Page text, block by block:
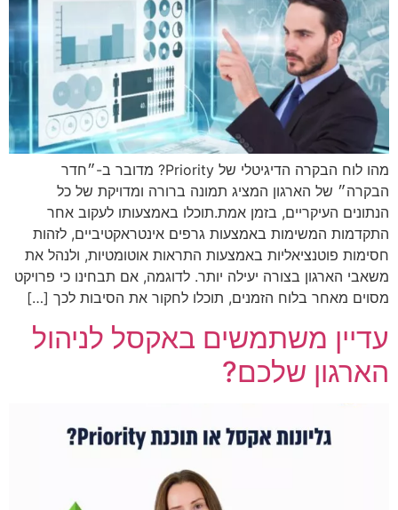
מהו לוח הבקרה הדיגיטלי של Priority? מדובר ב-״חדר
הבקרה״ של הארגון המציג תמונה ברורה ומדויקת של כל
הנתונים העיקריים, בזמן אמת.תוכלו באמצעותו לעקוב אחר
התקדמות המשימות באמצעות גרפים אינטראקטיביים, לזהות
חסימות פוטנציאליות באמצעות התראות אוטומטיות, ולנהל את
משאבי הארגון בצורה יעילה יותר. לדוגמה, אם תבחינו כי פרויקט
מסוים מאחר בלוח הזמנים, תוכלו לחקור את הסיבות לכך […]
עדיין משתמשים באקסל לניהול
הארגון שלכם?